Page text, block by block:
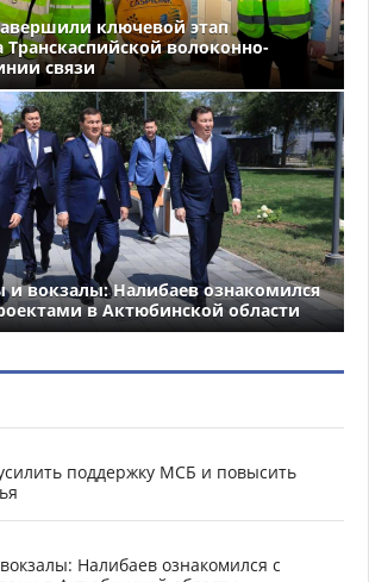
ключевой этап
Транскаспийской волоконно-
связи
и вокзалы: Налибаев ознакомился
в Актюбинской области
поддержку МСБ и повысить
Налибаев ознакомился с